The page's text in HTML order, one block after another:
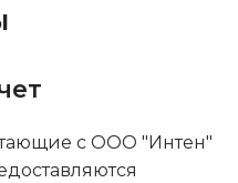
с ООО "Интен"